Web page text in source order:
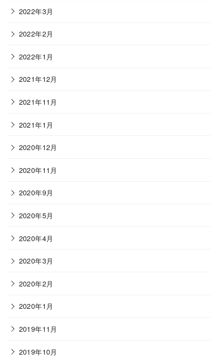
2022年3月
2022年2月
2022年1月
2021年12月
2021年11月
2021年1月
2020年12月
2020年11月
2020年9月
2020年5月
2020年4月
2020年3月
2020年2月
2020年1月
2019年11月
2019年10月